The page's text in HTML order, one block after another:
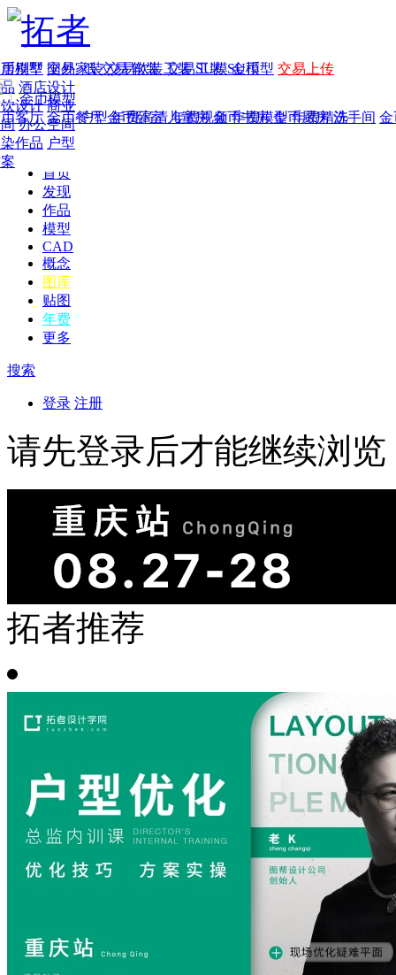
首页
发现
年费 作品 图纸 交易 软装 工装 SU模 金币
年费版块
费图纸 年费户型 年费高清 年费视频 年费模型 年费精选
作品
别墅 国外
酒店设计
设计 商业
办公空间
作品 户型
模型
模型 交易家装 交易软装 交易工装 SU模型 交易上传
金币模型
客厅 金币餐厅 金币卧室 儿童房 金币书房 金币厨房 洗手间 金
CAD
概念
图库
贴图
年费
更多
搜索
登录 注册
请先登录后才能继续浏览
拓者推荐